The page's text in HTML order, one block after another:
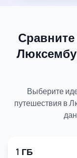
Выберите
путешествия в
1 ГБ